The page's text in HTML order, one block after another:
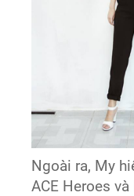
Ngoài ra, My
ACE Heroes